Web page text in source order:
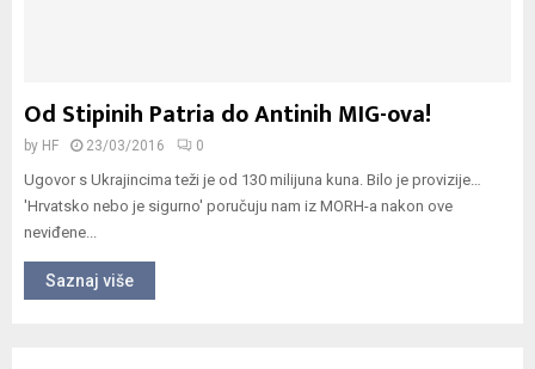
Od Stipinih Patria do Antinih MIG-ova!
by HF 23/03/2016 0
Ugovor s Ukrajincima teži je od 130 milijuna kuna. Bilo je provizije…
'Hrvatsko nebo je sigurno' poručuju nam iz MORH-a nakon ove
neviđene...
Saznaj više